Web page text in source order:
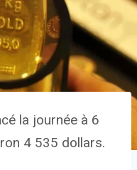
la journée à 6
4 535 dollars.